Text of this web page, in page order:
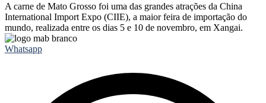
A carne de Mato Grosso foi uma das grandes atrações da China
International Import Expo (CIIE), a maior feira de importação do
mundo, realizada entre os dias 5 e 10 de novembro, em Xangai.
Whatsapp